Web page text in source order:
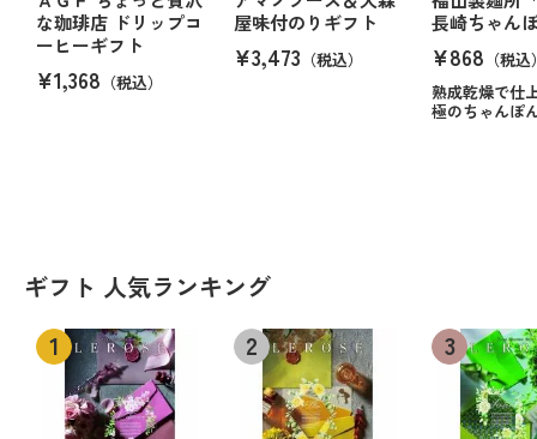
な珈琲店 ドリップコ
ーヒーギフト
¥1,368 （税込）
屋味付のりギフト
¥3,473 （税込）
長崎ちゃん
¥868 （税
熟成乾燥で仕
極のちゃんぽ
ギフト 人気ランキング